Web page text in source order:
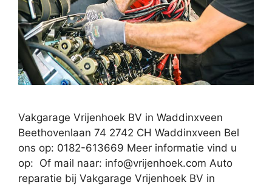
Vakgarage Vrijenhoek BV in Waddinxveen
Beethovenlaan 74 2742 CH Waddinxveen Bel
ons op: 0182-613669 Meer informatie vind u
op: Of mail naar: info@vrijenhoek.com Auto
reparatie bij Vakgarage Vrijenhoek BV in